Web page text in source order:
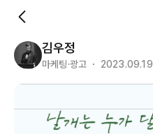
김우정
마케팅·광고 ・ 2023.09.19